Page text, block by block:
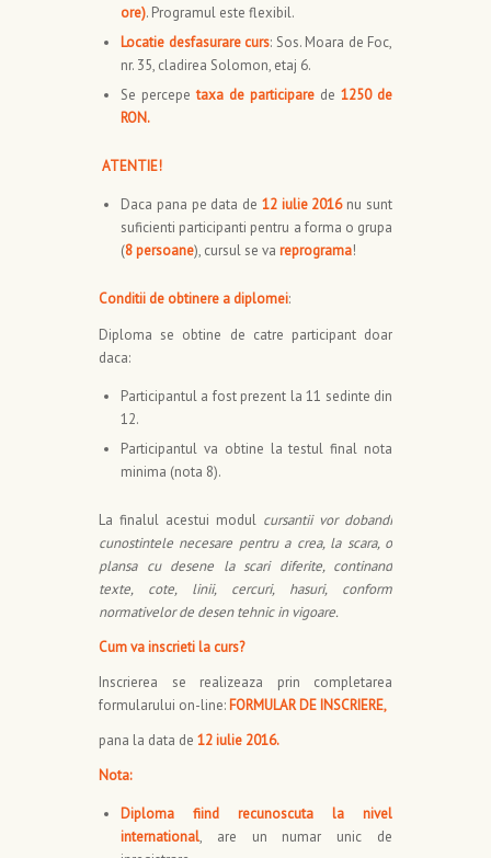
ore). Programul este flexibil.
Locatie desfasurare curs: Sos. Moara de Foc,
nr. 35, cladirea Solomon, etaj 6.
Se percepetaxa de participare de 1250 de
RON.
ATENTIE!
Daca pana pe data de 12 iulie 2016nu sunt
suficienti participanti pentru a forma o grupa
(8 persoane), cursul se va reprograma!
Conditii de obtinere a diplomei:
Diploma se obtine de catre participant doar
daca:
Participantul a fost prezent la 11 sedinte din
12.
Participantul va obtine la testul final nota
minima (nota 8).
La finalul acestui modul cursantii vor dobandi
cunostintele necesare pentru a crea, la scara, o
plansa cu desene la scari diferite, continand
texte, cote, linii, cercuri, hasuri, conform
normativelor de desen tehnic in vigoare.
Cum va inscrieti la curs?
Inscrierea se realizeaza prin completarea
formularului on-line: FORMULAR DE INSCRIERE,
pana la data de 12 iulie 2016.
Nota:
Diploma fiind recunoscuta la nivel
international, are un numar unic de